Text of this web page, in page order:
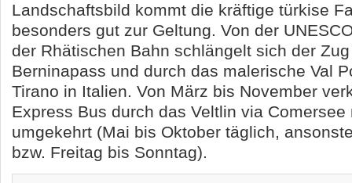
Landschaftsbild kommt die kräftige türkise
besonders gut zur Geltung. Von der
der Rhätischen Bahn schlängelt sich der
Berninapass und durch das malerische Val
Tirano in Italien. Von März bis November
Express Bus durch das Veltlin via
umgekehrt (Mai bis Oktober täglich,
bzw. Freitag bis Sonntag).